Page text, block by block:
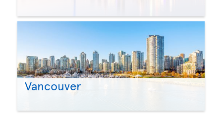
Vancouver